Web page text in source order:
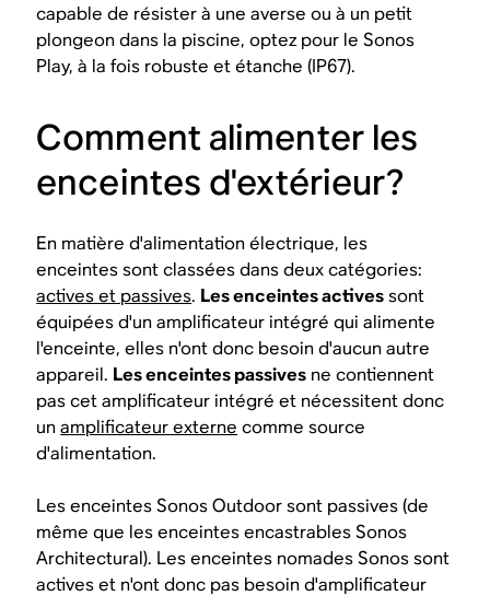
capable de résister à une averse ou à un petit
plongeon dans la piscine, optez pour le Sonos
Play, à la fois robuste et étanche (IP67).
Comment alimenter les
enceintes d'extérieur?
En matière d'alimentation électrique, les
enceintes sont classées dans deux catégories:
actives et passives. Les enceintes activessont
équipées d'un amplificateur intégré qui alimente
l'enceinte, elles n'ont donc besoin d'aucun autre
appareil. Les enceintes passives ne contiennent
pas cet amplificateur intégré et nécessitent donc
unamplificateur externe comme source
d'alimentation.
Les enceintes Sonos Outdoor sont passives (de
même que les enceintes encastrables Sonos
Architectural). Les enceintes nomades Sonos sont
actives et n'ont donc pas besoin d'amplificateur